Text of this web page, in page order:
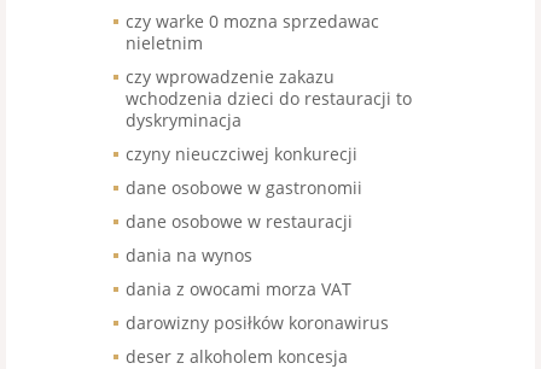
czy warke 0 mozna sprzedawac
nieletnim
czy wprowadzenie zakazu
wchodzenia dzieci do restauracji to
dyskryminacja
czyny nieuczciwej konkurecji
dane osobowe w gastronomii
dane osobowe w restauracji
dania na wynos
dania z owocami morza VAT
darowizny posiłków koronawirus
deser z alkoholem koncesja